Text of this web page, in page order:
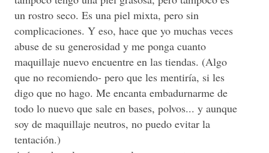
un rostro seco. Es una piel mixta, pero sin
complicaciones. Y eso, hace que yo muchas veces
abuse de su generosidad y me ponga cuanto
maquillaje nuevo encuentre en las tiendas. (Algo
que no recomiendo- pero que les mentiría, si les
digo que no hago. Me encanta embadurnarme de
todo lo nuevo que sale en bases, polvos... y aunque
soy de maquillaje neutros, no puedo evitar la
tentación.)